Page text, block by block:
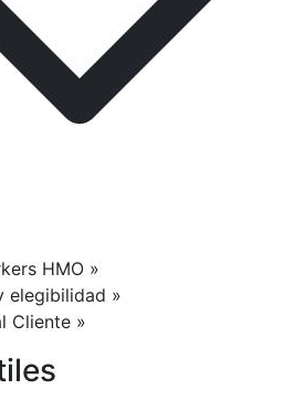
HMO »
elegibilidad »
Cliente »